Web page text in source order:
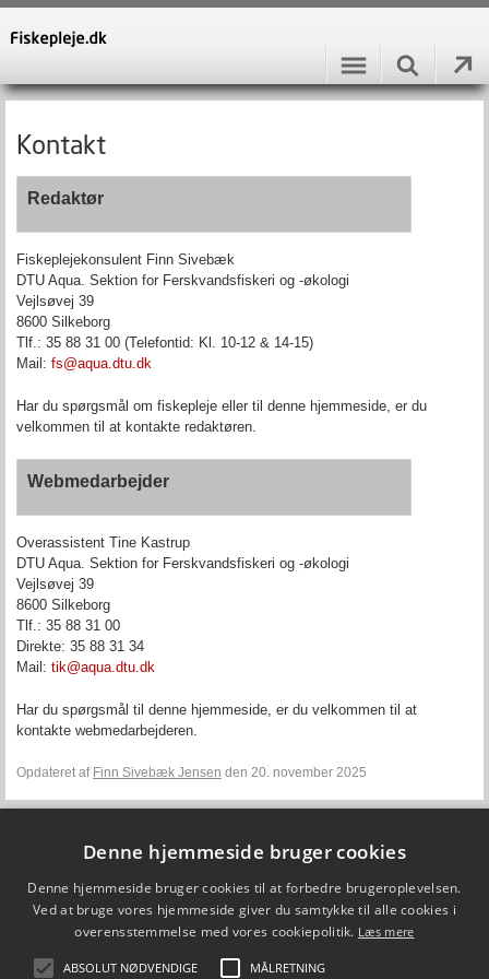
Kontakt
Redaktør
Fiskeplejekonsulent Finn Sivebæk
DTU Aqua. Sektion for Ferskvandsfiskeri og -økologi
Vejlsøvej 39
8600 Silkeborg
Tlf.: 35 88 31 00 (Telefontid: Kl. 10-12 & 14-15)
Mail: fs@aqua.dtu.dk
Har du spørgsmål om fiskepleje eller til denne hjemmeside, er du
velkommen til at kontakte redaktøren.
Webmedarbejder
Overassistent Tine Kastrup
DTU Aqua. Sektion for Ferskvandsfiskeri og -økologi
Vejlsøvej 39
8600 Silkeborg
Tlf.: 35 88 31 00
Direkte: 35 88 31 34
Mail: tik@aqua.dtu.dk
Har du spørgsmål til denne hjemmeside, er du velkommen til at
kontakte webmedarbejderen.
Opdateret af Finn Sivebæk Jensen den 20. november 2025
DTU Aqua - Institut for Akvatiske Ressourcer
Vejlsøvej 39
8600 Silkeborg
ffi@aqua.dtu.dk
Denne hjemmeside bruger cookies
Denne hjemmeside bruger cookies til at forbedre brugeroplevelsen.
Ved at bruge vores hjemmeside giver du samtykke til alle cookies i
overensstemmelse med vores cookiepolitik. Læs mere
ABSOLUT NØDVENDIGE MÅLRETNING